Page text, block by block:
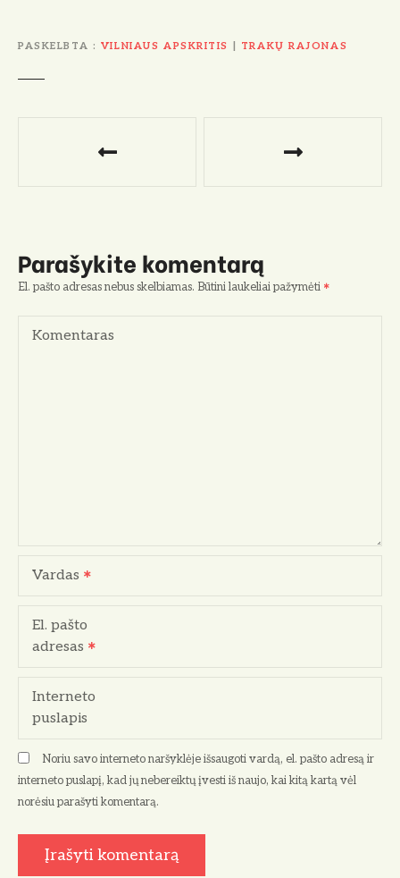
PASKELBTA VILNIAUS APSKRITIS TRAKŲ RAJONAS
g
c
a
š
ų
Parašykite komentarą
El. pašto adresas nebus skelbiamas. Būtini laukeliai pažymėti
Komentaras
Vardas
El. pašto
adresas
Interneto
puslapis
Noriu savo interneto naršyklėje išsaugoti vardą, el. pašto adresą ir
interneto puslapį, kad jų nebereiktų įvesti iš naujo, kai kitą kartą vėl
norėsiu parašyti komentarą.